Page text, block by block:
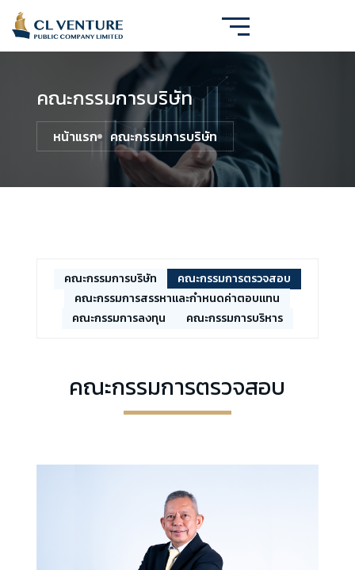
คณะกรรมการบริษัท
หน้าแรก คณะกรรมการบริษัท
คณะกรรมการบริษัท
คณะกรรมการตรวจสอบ
คณะกรรมการสรรหาและกำหนดค่าตอบแทน
คณะกรรมการลงทุน
คณะกรรมการบริหาร
คณะกรรมการตรวจสอบ